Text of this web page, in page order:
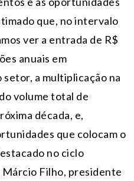
que, no intervalo
ver a entrada de R$
anuais em
a multiplicação na
volume total de
década, e,
que colocam o
no ciclo
Filho, presidente